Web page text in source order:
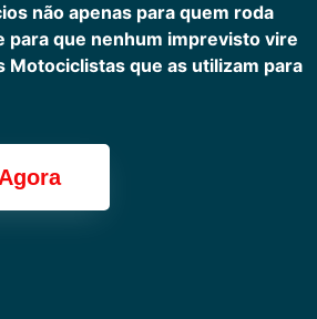
não apenas para quem roda
para que nenhum imprevisto vire
Motociclistas que as utilizam para